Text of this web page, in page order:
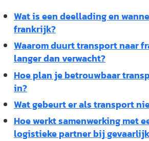
Wat is een deellading en
frankrijk?
Waarom duurt transport naar
langer dan verwacht?
Hoe plan je betrouwbaar
in?
Wat gebeurt er als transport
Hoe werkt samenwerking met
logistieke partner bij